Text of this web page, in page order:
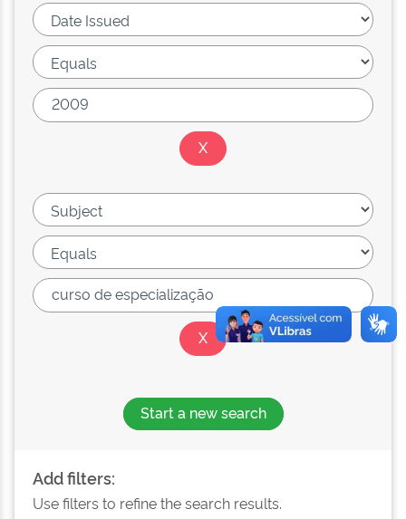
Start a new search
Add filters:
Use filters to refine the search results.